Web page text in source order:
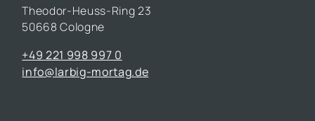
Theodor-Heuss-Ring 23
50668 Cologne
+49 221 998 997 0
info@larbig-mortag.de